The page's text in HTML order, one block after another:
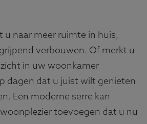
u naar meer ruimte in huis,
verbouwen. Of merkt u
in uw woonkamer
dagen dat u juist wilt genieten
Een moderne serre kan
toevoegen dat u nu